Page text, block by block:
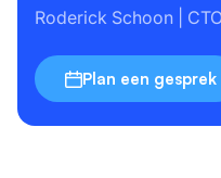
Roderick Schoon |
Plan een gesprek
DETAILS